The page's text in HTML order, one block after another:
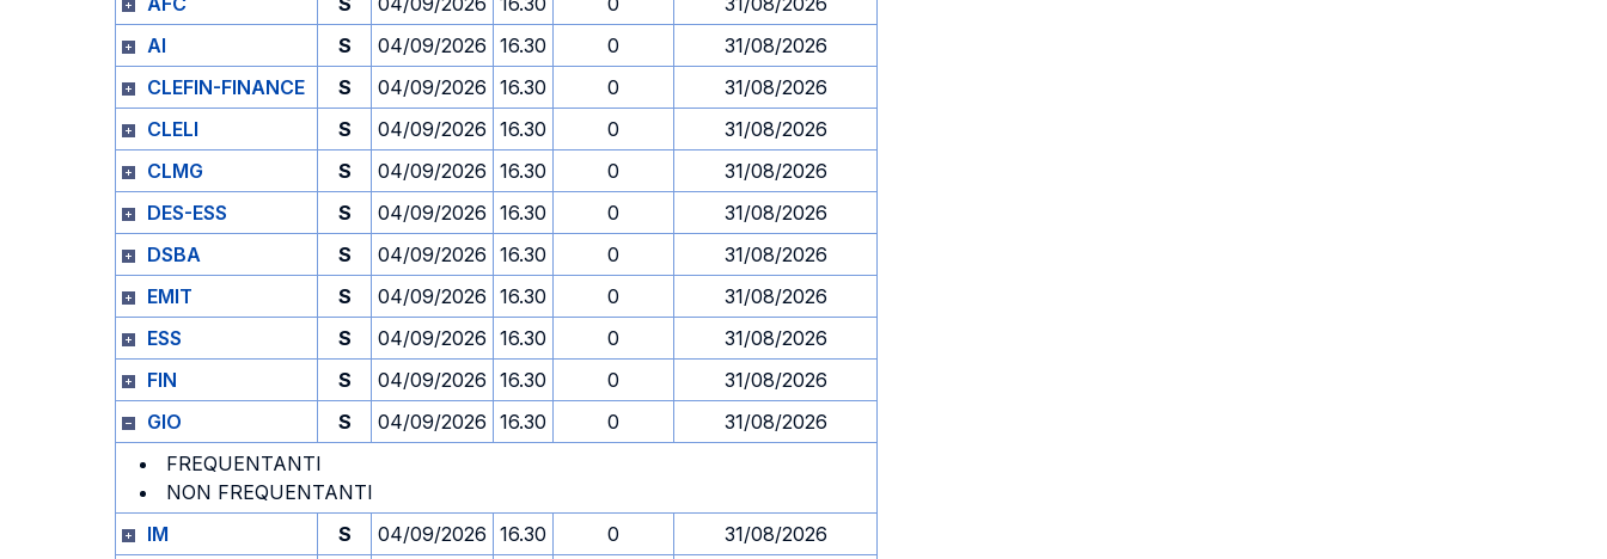
AI
S 04/09/2026 16.30 0
31/08/2026
CLEFIN-FINANCE
S 04/09/2026 16.30 0
31/08/2026
CLELI
S 04/09/2026 16.30 0
31/08/2026
CLMG
S 04/09/2026 16.30 0
31/08/2026
DES-ESS
S 04/09/2026 16.30 0
31/08/2026
DSBA
S 04/09/2026 16.30 0
31/08/2026
EMIT
S 04/09/2026 16.30 0
31/08/2026
ESS
S 04/09/2026 16.30 0
31/08/2026
FIN
S 04/09/2026 16.30 0
31/08/2026
GIO
S 04/09/2026 16.30 0
31/08/2026
FREQUENTANTI
NON FREQUENTANTI
IM
S 04/09/2026 16.30 0
31/08/2026